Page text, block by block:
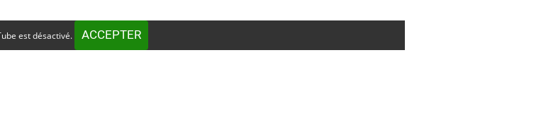
est désactivé. ACCEPTER